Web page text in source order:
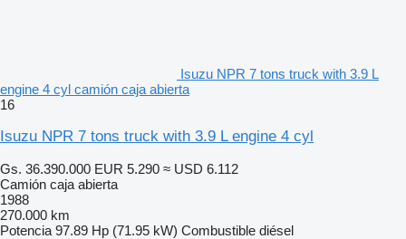
Isuzu NPR 7 tons truck with 3.9 L
engine 4 cyl camión caja abierta
16
Isuzu NPR 7 tons truck with 3.9 L engine 4 cyl
Gs. 36.390.000 EUR 5.290 ≈ USD 6.112
Camión caja abierta
1988
270.000 km
Potencia 97.89 Hp (71.95 kW) Combustible diésel